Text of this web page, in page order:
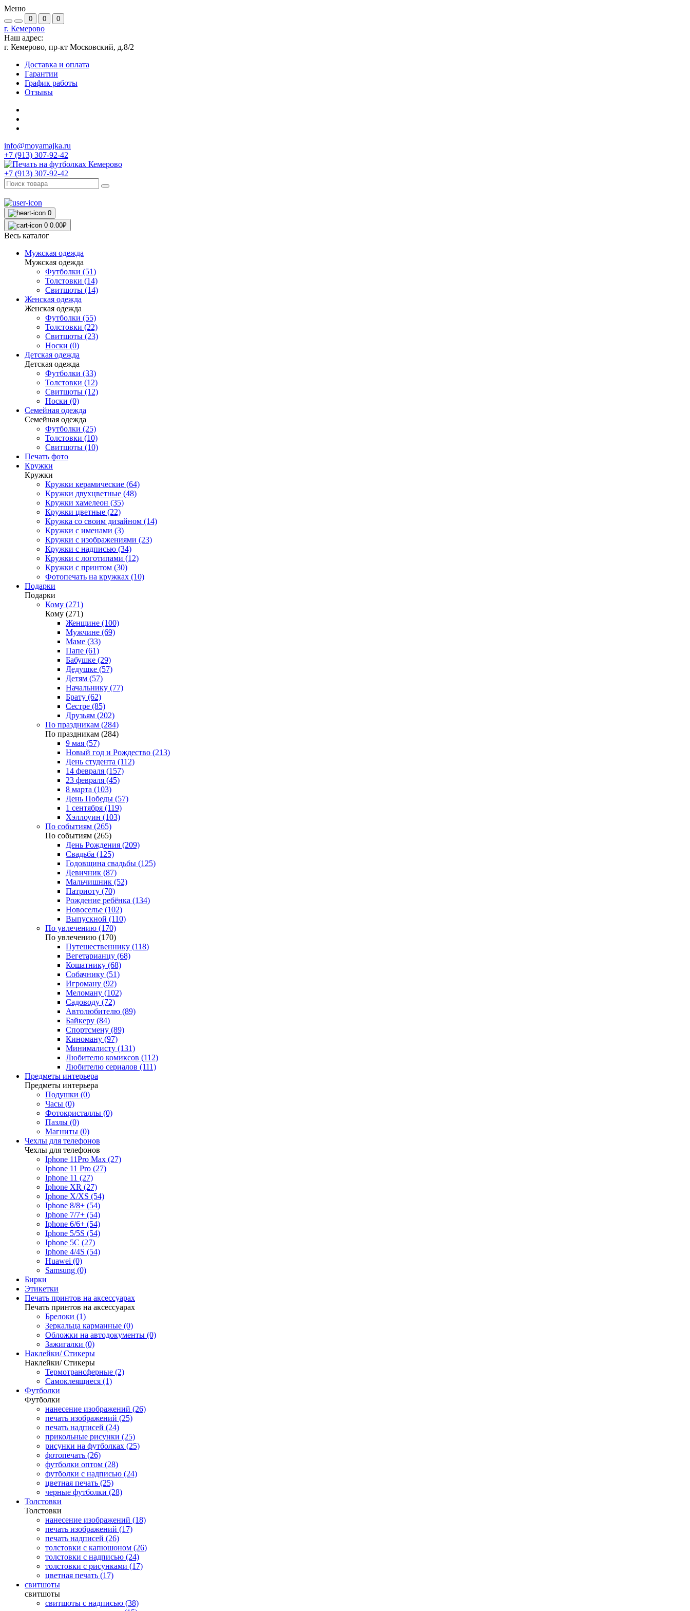
Меню
0 0 0
г. Кемерово
Наш адрес:
г. Кемерово, пр-кт Московский, д.8/2
Доставка и оплата
Гарантии
График работы
Отзывы
info@moyamajka.ru
+7 (913) 307-92-42
+7 (913) 307-92-42
0
0 0.00₽
Весь каталог
Мужская одежда
Мужская одежда
Футболки (51)
Толстовки (14)
Свитшоты (14)
Женская одежда
Женская одежда
Футболки (55)
Толстовки (22)
Свитшоты (23)
Носки (0)
Детская одежда
Детская одежда
Футболки (33)
Толстовки (12)
Свитшоты (12)
Носки (0)
Семейная одежда
Семейная одежда
Футболки (25)
Толстовки (10)
Свитшоты (10)
Печать фото
Кружки
Кружки
Кружки керамические (64)
Кружки двухцветные (48)
Кружки хамелеон (35)
Кружки цветные (22)
Кружка со своим дизайном (14)
Кружки с именами (3)
Кружки с изображениями (23)
Кружки с надписью (34)
Кружки с логотипами (12)
Кружки с принтом (30)
Фотопечать на кружках (10)
Подарки
Подарки
Кому (271)
Кому (271)
Женщине (100)
Мужчине (69)
Маме (33)
Папе (61)
Бабушке (29)
Дедушке (57)
Детям (57)
Начальнику (77)
Брату (62)
Сестре (85)
Друзьям (202)
По праздникам (284)
По праздникам (284)
9 мая (57)
Новый год и Рождество (213)
День студента (112)
14 февраля (157)
23 февраля (45)
8 марта (103)
День Победы (57)
1 сентября (119)
Хэллоуин (103)
По событиям (265)
По событиям (265)
День Рождения (209)
Свадьба (125)
Годовщина свадьбы (125)
Девичник (87)
Мальчишник (52)
Патриоту (70)
Рождение ребёнка (134)
Новоселье (102)
Выпускной (110)
По увлечению (170)
По увлечению (170)
Путешественнику (118)
Вегетарианцу (68)
Кошатнику (68)
Собачнику (51)
Игроману (92)
Меломану (102)
Садоводу (72)
Автолюбителю (89)
Байкеру (84)
Спортсмену (89)
Киноману (97)
Минималисту (131)
Любителю комиксов (112)
Любителю сериалов (111)
Предметы интерьера
Предметы интерьера
Подушки (0)
Часы (0)
Фотокристаллы (0)
Пазлы (0)
Магниты (0)
Чехлы для телефонов
Чехлы для телефонов
Iphone 11Pro Max (27)
Iphone 11 Pro (27)
Iphone 11 (27)
Iphone XR (27)
Iphone X/XS (54)
Iphone 8/8+ (54)
Iphone 7/7+ (54)
Iphone 6/6+ (54)
Iphone 5/5S (54)
Iphone 5C (27)
Iphone 4/4S (54)
Huawei (0)
Samsung (0)
Бирки
Этикетки
Печать принтов на аксессуарах
Печать принтов на аксессуарах
Брелоки (1)
Зеркальца карманные (0)
Обложки на автодокументы (0)
Зажигалки (0)
Наклейки/ Стикеры
Наклейки/ Стикеры
Термотрансферные (2)
Самоклеящиеся (1)
Футболки
Футболки
нанесение изображений (26)
печать изображений (25)
печать надписей (24)
прикольные рисунки (25)
рисунки на футболках (25)
фотопечать (26)
футболки оптом (28)
футболки с надписью (24)
цветная печать (25)
черные футболки (28)
Толстовки
Толстовки
нанесение изображений (18)
печать изображений (17)
печать надписей (26)
толстовки с капюшоном (26)
толстовки с надписью (24)
толстовки с рисунками (17)
цветная печать (17)
свитшоты
свитшоты
свитшоты с надписью (38)